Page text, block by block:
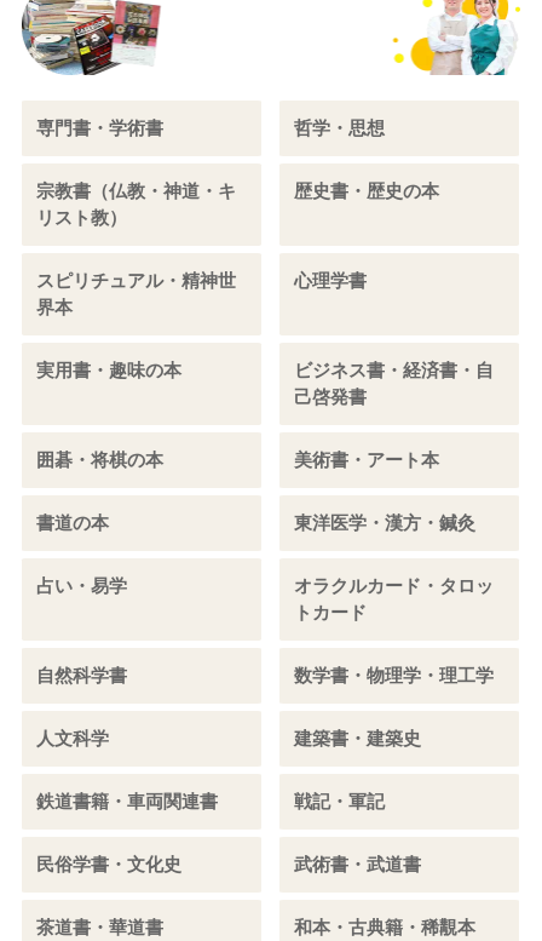
専門書・学術書 哲学・思想
宗教書（仏教・神道・キ
リスト教）
歴史書・歴史の本
スピリチュアル・精神世
界本
心理学書
実用書・趣味の本
ビジネス書・経済書・自
己啓発書
囲碁・将棋の本 美術書・アート本
書道の本 東洋医学・漢方・鍼灸
占い・易学
オラクルカード・タロッ
トカード
自然科学書 数学書・物理学・理工学
人文科学 建築書・建築史
鉄道書籍・車両関連書 戦記・軍記
民俗学書・文化史 武術書・武道書
茶道書・華道書 和本・古典籍・稀覯本